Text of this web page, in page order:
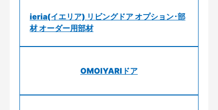
ieria(イエリア) リビングドア オプション･部
材 オーダー用部材
OMOIYARIドア